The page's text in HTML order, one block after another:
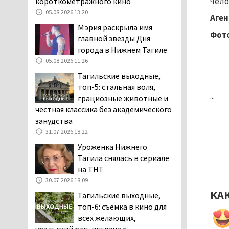
...
Уральского депутата
назвавшего незамужних
женщин неполноценными людьми, а
неженатых мужчин — инвалидами,
проверит прокуратура (ВИДЕО)
05.08.2026 14:40
На водоёмах
Свердловской области с
начала купального сезона
погиб 21 человек
Нижний Тагил на три дня
станет мировой
столицей
короткометражного кино
05.08.2026 13:20
Мэрия раскрыла имя
главной звезды Дня
05.08.2026 13:20
Мэрия раскрыла имя
главной звезды Дня
города в Нижнем Тагиле
05.08.2026 11:26
Тагильские выходные,
топ-5: стальная воля,
грациозные животные и
честная классика без академического
занудства
31.07.2026 18:22
Уроженка Нижнего
Тагила снялась в сериале
на ТНТ
30.07.2026 18:09
Тагильские выходные,
топ-6: съёмка в кино для
всех желающих,